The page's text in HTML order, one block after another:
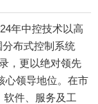
年中控技术以高
布式控制系统
，更以绝对领先
心领导地位。在市
软件、服务及工